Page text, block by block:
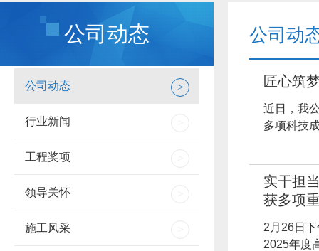
公司动态
公司动态 >
行业新闻
工程奖项
领导关怀
施工风采
公司动
匠心筑
近日，我
多项科技
实干担
获多项
2月26日
2025年度